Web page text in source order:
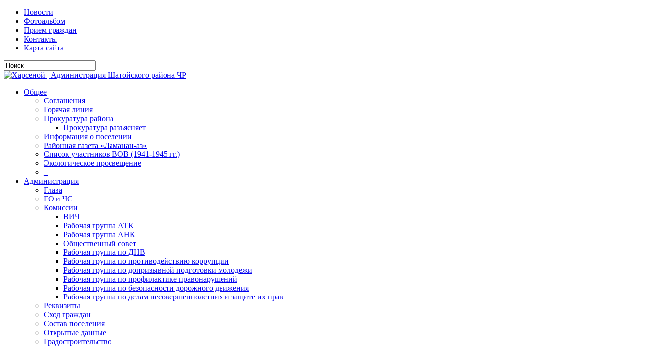
Новости
Фотоальбом
Прием граждан
Контакты
Карта сайта
Общее
Соглашения
Горячая линия
Прокуратура района
Прокуратура разъясняет
Информация о поселении
Районная газета «Ламанан-аз»
Список участников ВОВ (1941-1945 гг.)
Экологическое просвещение
Администрация
Глава
ГО и ЧС
Комиссии
ВИЧ
Рабочая группа АТК
Рабочая группа АНК
Общественный совет
Рабочая группа по ДНВ
Рабочая группа по противодействию коррупции
Рабочая группа по допризывной подготовки молодежи
Рабочая группа по профилактике правонарушений
Рабочая группа по безопасности дорожного движения
Рабочая группа по делам несовершеннолетних и защите их прав
Реквизиты
Сход граждан
Состав поселения
Открытые данные
Градостроительство